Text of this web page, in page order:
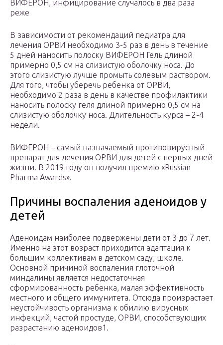
ВИФЕРОН, инфицирование случалось в два раза
реже
В зависимости от рекомендаций педиатра для
лечения ОРВИ необходимо 3-5 раз в день в течение
5 дней наносить полоску ВИФЕРОН Гель длиной
примерно 0,5 см на слизистую оболочку носа. До
этого слизистую лучше промыть солевым раствором.
Для того, чтобы уберечь ребенка от ОРВИ,
необходимо 2 раза в день в качестве профилактики
наносить полоску геля длиной примерно 0,5 см на
слизистую оболочку носа. Длительность курса – 2-4
недели.
ВИФЕРОН – самый назначаемый противовирусный
препарат для лечения ОРВИ для детей c первых дней
жизни. В 2019 году он получил премию «Russian
Pharma Awards».
Причины воспаления аденоидов у
детей
Аденоидам наиболее подвержены дети от 3 до 7 лет.
Именно на этот возраст приходится адаптация к
большим коллективам в детском саду, школе.
Основной причиной воспаления глоточной
миндалины является недостаточная
сформированность ребенка, малая эффективность
местного и общего иммунитета. Отсюда произрастает
неустойчивость организма к обилию вирусных
инфекций, частой простуде, ОРВИ, способствующих
разрастанию аденоидов1.